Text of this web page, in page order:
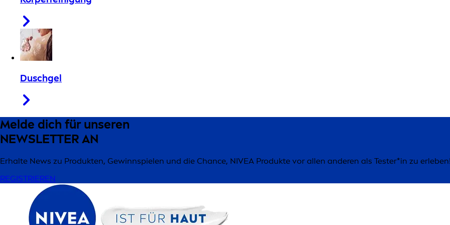
Duschgel
Melde dich für unseren
NEWSLETTER AN
Erhalte News zu Produkten, Gewinnspielen und die Chance, NIVEA Produkte vor allen anderen als Tester*in zu
REGISTRIEREN